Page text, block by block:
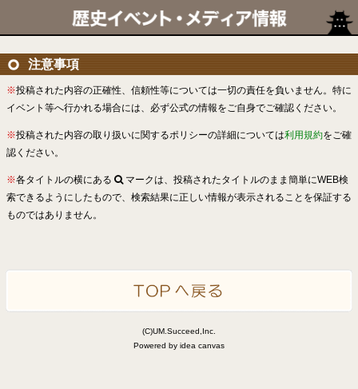
注意事項
※投稿された内容の正確性、信頼性等については一切の責任を負いません。特に
イベント等へ行かれる場合には、必ず公式の情報をご自身でご確認ください。
※投稿された内容の取り扱いに関するポリシーの詳細については利用規約をご確
認ください。
※各タイトルの横にある
マークは、投稿されたタイトルのまま簡単にWEB検
索できるようにしたもので、検索結果に正しい情報が表示されることを保証する
ものではありません。
(C)UM.Succeed,Inc.
Powered by idea canvas